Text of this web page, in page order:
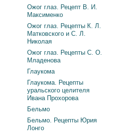
Ожог глаз. Рецепт В. И.
Максименко
Ожог глаз. Рецепты К. Л.
Матковского и С. Л.
Николая
Ожог глаз. Рецепты С. О.
Младенова
Глаукома
Глаукома. Рецепты
уральского целителя
Ивана Прохорова
Бельмо
Бельмо. Рецепты Юрия
Лонго